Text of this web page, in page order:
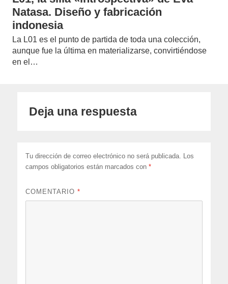
Natasa. Diseño y fabricación
indonesia
La L01 es el punto de partida de toda una colección,
aunque fue la última en materializarse, convirtiéndose
en el…
Deja una respuesta
Tu dirección de correo electrónico no será publicada.
Los
campos obligatorios están marcados con*
COMENTARIO*